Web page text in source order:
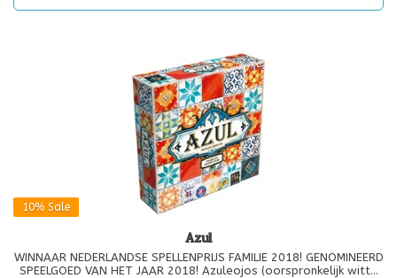
10% Sale
Azul
WINNAAR NEDERLANDSE SPELLENPRIJS FAMILIE 2018! GENOMINEERD
SPEELGOED VAN HET JAAR 2018! Azuleojos (oorspronkelijk witte